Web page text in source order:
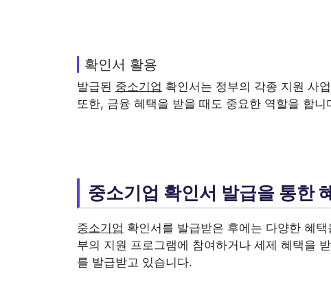
확인서 활용
발급된 중소기업 확인서는 정부의 각종 지원 사
또한, 금융 혜택을 받을 때도 중요한 역할을 합니
중소기업 확인서 발급을 통한
중소기업 확인서를 발급받은 후에는 다양한 혜
부의 지원 프로그램에 참여하거나 세제 혜택을
를 발급받고 있습니다.